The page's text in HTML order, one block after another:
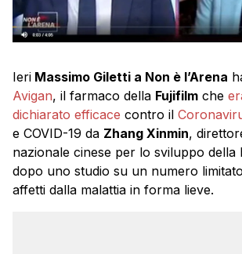
Ieri Massimo Giletti a Non è l’Arena
Avigan, il farmaco della Fujifilm che
dichiarato efficace contro il
e COVID-19 da Zhang Xinmin,
nazionale cinese per lo sviluppo della
dopo uno studio su un numero
affetti dalla malattia in forma lieve.